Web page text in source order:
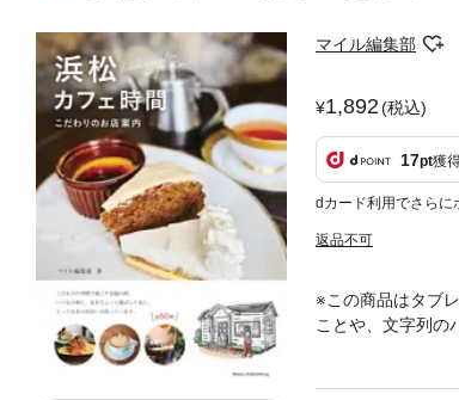
マイル編集部
1,892(税込)
17pt獲
dカード利用でさらに
返品不可
※この商品はタブ
ことや、文字列
ときを過ごす。